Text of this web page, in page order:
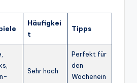
Häufigkei
t
Tipps
Sehr hoch
Perfekt für
den
Wochenein